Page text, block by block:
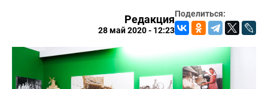
Поделиться:
Редакция
28 май 2020 - 12:23